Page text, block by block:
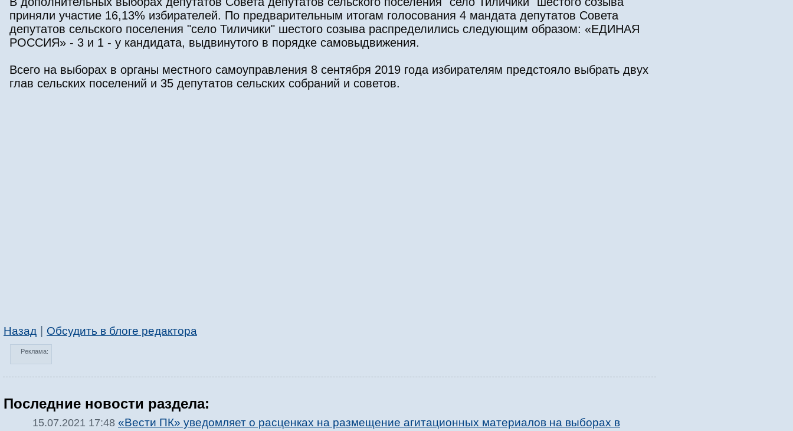
приняли участие 16,13% избирателей. По предварительным итогам голосования 4 мандата депутатов Совета
депутатов сельского поселения "село Тиличики" шестого созыва распределились следующим образом: «ЕДИНАЯ
РОССИЯ» - 3 и 1 - у кандидата, выдвинутого в порядке самовыдвижения.
Всего на выборах в органы местного самоуправления 8 сентября 2019 года избирателям предстояло выбрать двух
глав сельских поселений и 35 депутатов сельских собраний и советов.
Назад Обсудить в блоге редактора
Реклама:
Последние новости раздела:
15.07.2021 17:48 «Вести ПК» уведомляет о расценках на размещение агитационных материалов на выборах в